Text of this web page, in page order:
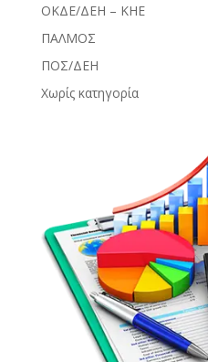
ΟΚΔΕ/ΔΕΗ – ΚΗΕ
ΠΑΛΜΟΣ
ΠΟΣ/ΔΕΗ
Χωρίς κατηγορία